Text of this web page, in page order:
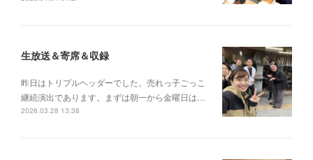
生放送＆寄席＆収録
昨日はトリプルヘッダーでした。売れっ子ごっこ
継続演出であります。まずは朝一から金曜日は…
2026.03.28 13:38